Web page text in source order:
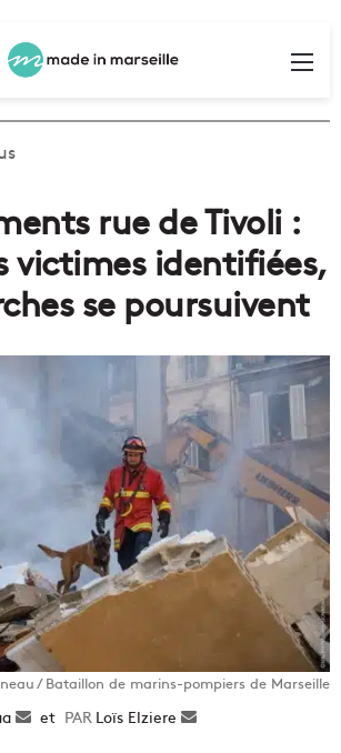
rue de Tivoli :
victimes identifiées,
se poursuivent
/ Bataillon de marins-pompiers de Marseille
Envoyer
et Loïs Elziere